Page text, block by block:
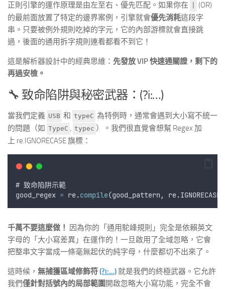
正則引擎的運作原理是由左至右、優先匹配。如果你在
(OR)
的最前面放置了特定的邊界案例，引擎就會優先消耗這段字
串。只要被例外規則吃掉的字元，它的內部游標就會直接跳
過，後面的通用拆字規則連看都看不到它！
這是解析器設計中的經典思維： 先發放 VIP 快速通關證，剩下的
再過安檢。
🔧 致命陷阱與秘密武器：(?i:…)
當我們定義 USB 和 typeC 為特例時，通常會遇到大小寫不統一
的問題（如 TypeC , typec ）。我們很直覺會想幫 Regex 加
上 re.IGNORECASE 旗標：
# 致命陷阱示範
good_regex = re.compile(good_pattern, re.IGNORECASE
千萬不要這麼做！
因為你的「通用駝峰規則」完全是依賴英文
字母的「大小寫差異」在運作的！一旦啟用了全域忽略，它會
把整串文字當成一條毫無起伏的純字母，什麼都切不出來了。
這時候， 無捕獲區域修飾符(?i:…)就是我們的終極武器。它允許
我們僅針對括號內的局部範圍 開啟忽略大小寫功能，完全不會